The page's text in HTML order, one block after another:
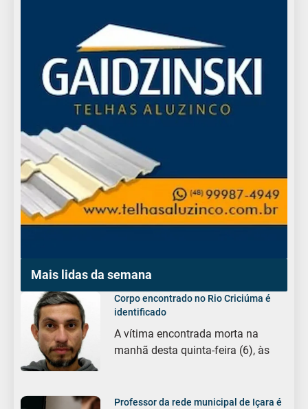
Mais lidas da semana
Corpo encontrado no Rio Criciúma é
identificado
A vítima encontrada morta na
manhã desta quinta-feira (6), às
Professor da rede municipal de Içara é